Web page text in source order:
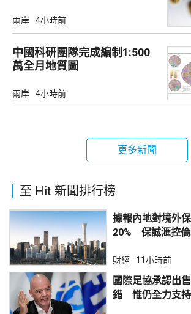
兩岸 4小時前
中國科研團隊完成編制1:500
萬全月地質圖
兩岸 4小時前
更多新聞
至 Hit 新聞排行榜
據報內地對境外
20% 保誠滙控倫
財經 11小時前
國際足協承認出
錯 惟仍全力支